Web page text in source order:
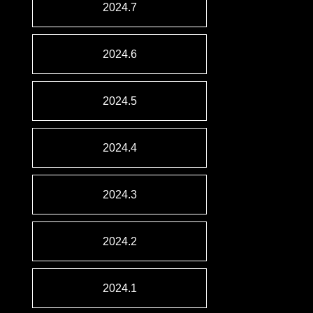
2024.7
2024.6
2024.5
2024.4
2024.3
2024.2
2024.1